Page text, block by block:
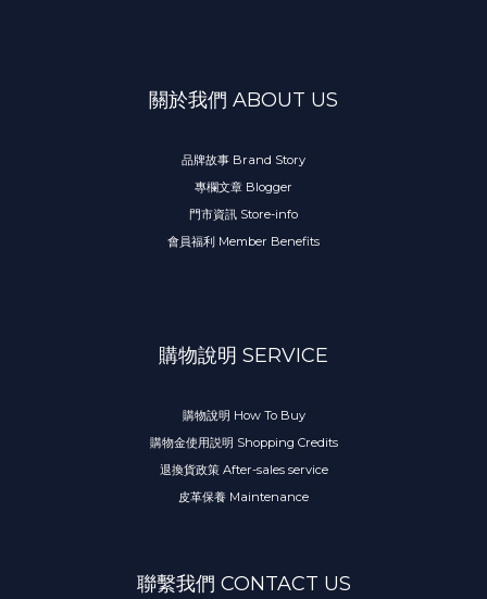
關於我們 ABOUT US
品牌故事 Brand Story
專欄文章 Blogger
門市資訊 Store-info
會員福利 Member Benefits
購物說明 SERVICE
購物說明 How To Buy
購物金使用説明 Shopping Credits
退換貨政策 After-sales service
皮革保養 Maintenance
聯繫我們 CONTACT US